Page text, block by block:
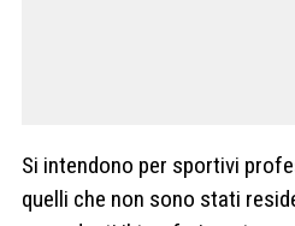
Si intendono per sportivi
quelli che non sono stati